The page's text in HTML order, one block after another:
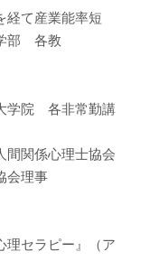
経て産業能率短
部 各教
学院 各非常勤講
間関係心理士協会
会理事
セラピー』（ア